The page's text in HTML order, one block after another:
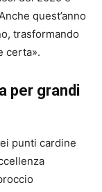
quest’anno
trasformando
certa».
per grandi
punti cardine